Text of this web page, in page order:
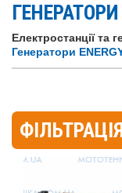
ГЕНЕРАТОРИ
Електростанції та
Генератори